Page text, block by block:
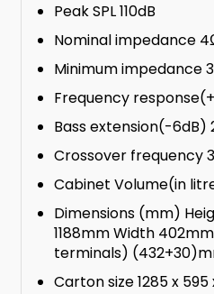
Peak SPL 110dB
Nominal impedance
Minimum impedance
Frequency
Bass extension(-6dB)
Crossover frequency
Cabinet Volume(in
Dimensions (mm)
1188mm Width
terminals)
Carton size 1285 x 595